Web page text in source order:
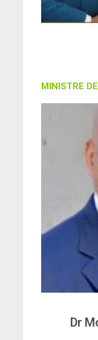
MINISTRE
Dr